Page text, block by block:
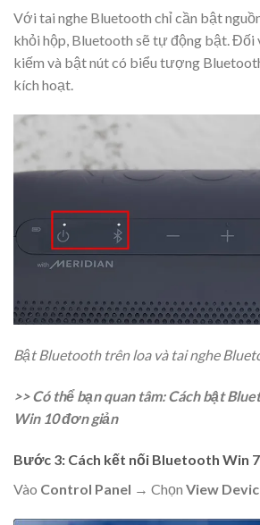
Với tai nghe Bluetooth chỉ cần bật
khỏi hộp, Bluetooth sẽ tự động bật. Đối
kiếm và bật nút có biểu tượng
kích hoạt.
Bật Bluetooth trên loa và tai nghe
>> Có thể bạn quan tâm:Cách bật
Win 10 đơn giản
Bước 3: Cách kết nối Bluetooth Win
Vào Control Panel → Chọn View